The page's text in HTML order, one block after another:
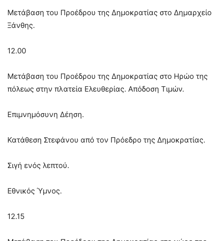
Μετάβαση του Προέδρου της Δημοκρατίας στο Δημαρχείο
Ξάνθης.
12.00
Μετάβαση του Προέδρου της Δημοκρατίας στο Ηρώο της
πόλεως στην πλατεία Ελευθερίας. Απόδοση Τιμών.
Επιμνημόσυνη Δέηση.
Κατάθεση Στεφάνου από τον Πρόεδρο της Δημοκρατίας.
Σιγή ενός λεπτού.
Εθνικός Ύμνος.
12.15